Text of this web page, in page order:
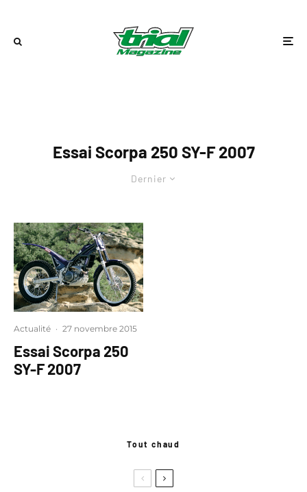
Essai Scorpa 250 SY-F 2007
Dernier
Actualité · 27 novembre 2015
Essai Scorpa 250
SY-F 2007
Tout chaud